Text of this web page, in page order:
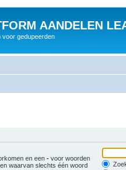
AANDELEN
voor gedupeerden
en een - voor woorden
waarvan slechts één woord